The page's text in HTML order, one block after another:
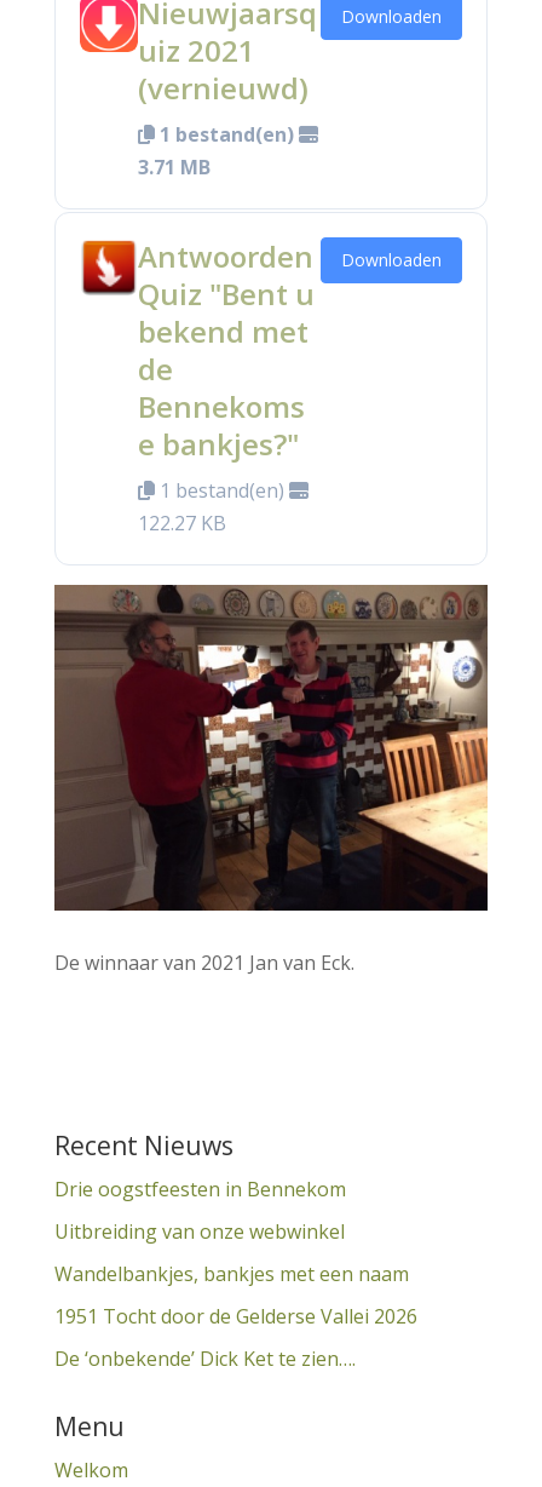
Nieuwjaarsq
uiz 2021
(vernieuwd)
1 bestand(en)
3.71 MB
Downloaden
Antwoorden
Quiz "Bent u
bekend met
de
Bennekoms
e bankjes?"
1 bestand(en)
122.27 KB
Downloaden
De winnaar van 2021 Jan van Eck.
Recent Nieuws
Drie oogstfeesten in Bennekom
Uitbreiding van onze webwinkel
Wandelbankjes, bankjes met een naam
1951 Tocht door de Gelderse Vallei 2026
De ‘onbekende’ Dick Ket te zien….
Menu
Welkom